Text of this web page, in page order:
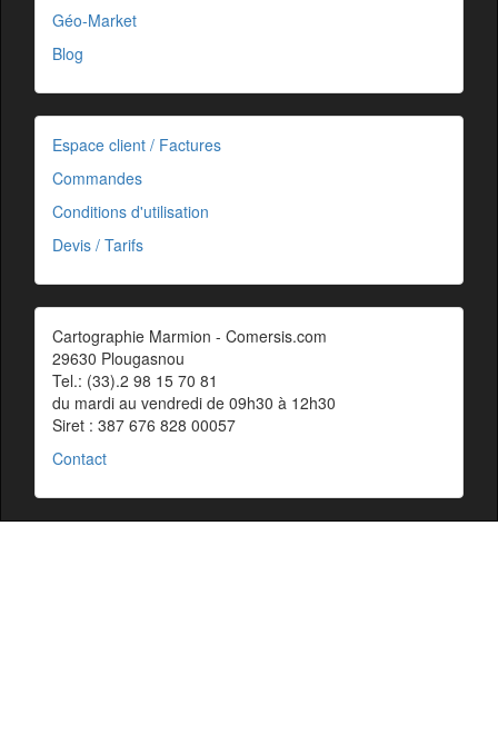
Géo-Market
Blog
Espace client / Factures
Commandes
Conditions d'utilisation
Devis / Tarifs
Cartographie Marmion - Comersis.com
29630 Plougasnou
Tel.: (33).2 98 15 70 81
du mardi au vendredi de 09h30 à 12h30
Siret : 387 676 828 00057
Contact